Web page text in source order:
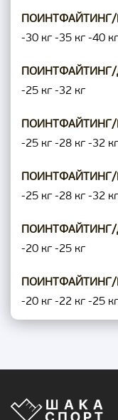
ПОИНТФАЙТИНГ/
-30 кг -35 кг -40 кг
ПОИНТФАЙТИНГ/
-25 кг -32 кг
ПОИНТФАЙТИНГ/
-25 кг -28 кг -32 кг
ПОИНТФАЙТИНГ/
-25 кг -28 кг -32 кг
ПОИНТФАЙТИНГ/
-20 кг -25 кг
ПОИНТФАЙТИНГ/
-20 кг -22 кг -25 кг